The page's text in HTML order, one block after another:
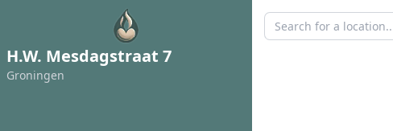
H.W. Mesdagstraat 7
Groningen